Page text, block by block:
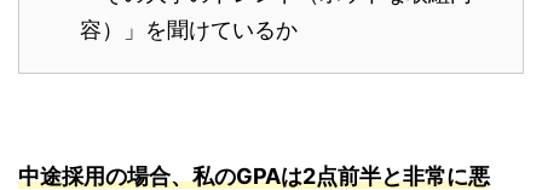
容）」を聞けているか
中途採用の場合、私のGPAは2点前半と非常に悪